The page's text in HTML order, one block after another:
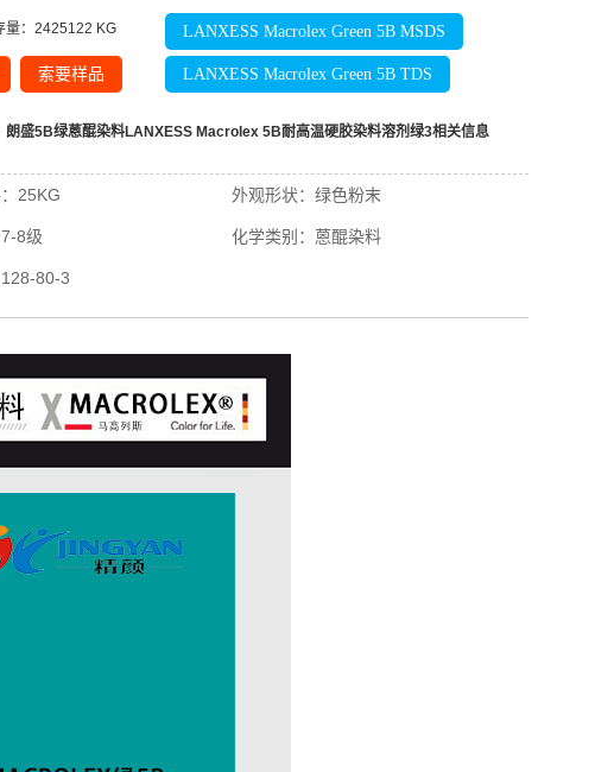
： 2425122 KG
索要样品
LANXESS Macrolex Green 5B MSDS
LANXESS Macrolex Green 5B TDS
朗盛5B绿蒽醌染料LANXESS Macrolex 5B耐高温硬胶染料溶剂绿3相关信息
25KG 外观形状： 绿色粉末
7-8级 化学类别： 蒽醌染料
128-80-3